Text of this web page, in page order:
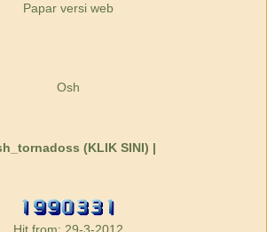
Papar versi web
Osh
(KLIK SINI) |